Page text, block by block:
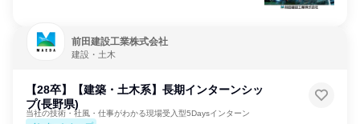
前田建設工業株式会社
建設・土木
【28卒】【建築・土木系】長期インターンシッ
プ(長野県)
当社の技術・社風・仕事がわかる現場受入型5Daysインターン